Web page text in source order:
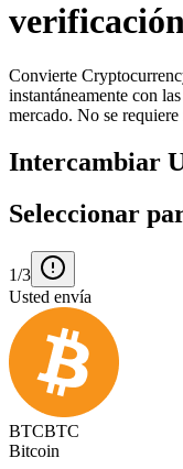
Convierte
instantáneamente con
mercado. No se
Intercambiar
Seleccionar
1/3
Usted envía
BTCBTC
Bitcoin